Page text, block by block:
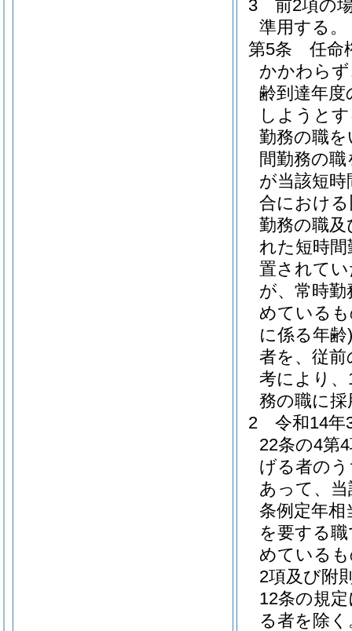
3
前2項の
準用する。
第5条
任命
かかわら
齢到達年
しようと
勤務の職
間勤務の
が当該短
合におけ
勤務の職
れた短時
置されて
が、常時
めている
に係る年齢)
者を、従
考により
務の職に
2
令和14年
22条の4第
げる者の
あって、
条例定年相
を要する
めている
2項及び附
12条の規
る者を除く